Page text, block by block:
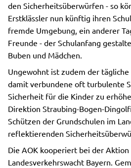
den Sicherheitsüberwürfen - so
Erstklässler nun künftig ihren
fremde Umgebung, ein anderer
Freunde - der Schulanfang
Buben und Mädchen.
Ungewohnt ist zudem der
damit verbundene oft turbulente
Sicherheit für die Kinder zu
Direktion Straubing-Bogen-
Schützen der Grundschulen im
reflektierenden
Die AOK kooperiert bei der
Landesverkehrswacht Bayern.